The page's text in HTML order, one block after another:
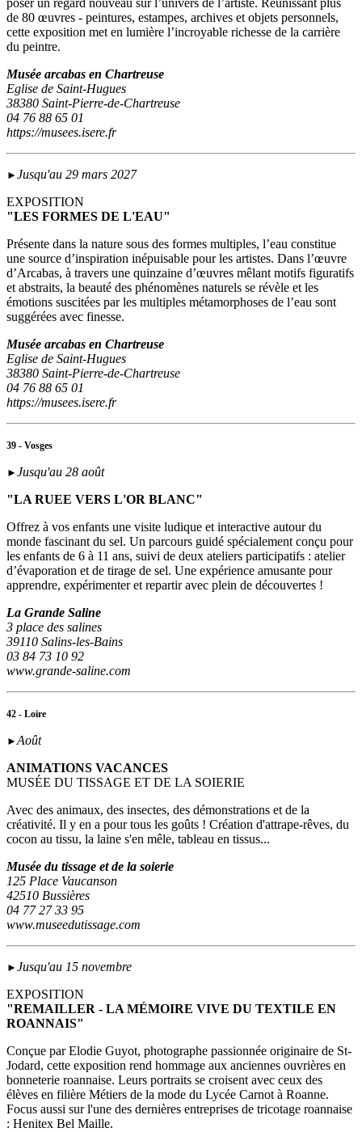
poser un regard nouveau sur l’univers de l’artiste. Réunissant plus
de 80 œuvres - peintures, estampes, archives et objets personnels,
cette exposition met en lumière l’incroyable richesse de la carrière
du peintre.
Musée arcabas en Chartreuse
Eglise de Saint-Hugues
38380 Saint-Pierre-de-Chartreuse
04 76 88 65 01
https://musees.isere.fr
► Jusqu'au 29 mars 2027
EXPOSITION
"LES FORMES DE L'EAU"
Présente dans la nature sous des formes multiples, l’eau constitue
une source d’inspiration inépuisable pour les artistes. Dans l’œuvre
d’Arcabas, à travers une quinzaine d’œuvres mêlant motifs figuratifs
et abstraits, la beauté des phénomènes naturels se révèle et les
émotions suscitées par les multiples métamorphoses de l’eau sont
suggérées avec finesse.
Musée arcabas en Chartreuse
Eglise de Saint-Hugues
38380 Saint-Pierre-de-Chartreuse
04 76 88 65 01
https://musees.isere.fr
39 - Vosges
► Jusqu'au 28 août
"LA RUEE VERS L'OR BLANC"
Offrez à vos enfants une visite ludique et interactive autour du
monde fascinant du sel. Un parcours guidé spécialement conçu pour
les enfants de 6 à 11 ans, suivi de deux ateliers participatifs : atelier
d’évaporation et de tirage de sel. Une expérience amusante pour
apprendre, expérimenter et repartir avec plein de découvertes !
La Grande Saline
3 place des salines
39110 Salins-les-Bains
03 84 73 10 92
www.grande-saline.com
42 - Loire
►Août
ANIMATIONS VACANCES
MUSÉE DU TISSAGE ET DE LA SOIERIE
Avec des animaux, des insectes, des démonstrations et de la
créativité. Il y en a pour tous les goûts ! Création d'attrape-rêves, du
cocon au tissu, la laine s'en mêle, tableau en tissus...
Musée du tissage et de la soierie
125 Place Vaucanson
42510 Bussières
04 77 27 33 95
www.museedutissage.com
► Jusqu'au 15 novembre
EXPOSITION
"REMAILLER - LA MÉMOIRE VIVE DU TEXTILE EN
ROANNAIS"
Conçue par Elodie Guyot, photographe passionnée originaire de St-
Jodard, cette exposition rend hommage aux anciennes ouvrières en
bonneterie roannaise. Leurs portraits se croisent avec ceux des
élèves en filière Métiers de la mode du Lycée Carnot à Roanne.
Focus aussi sur l'une des dernières entreprises de tricotage roannaise
: Henitex Bel Maille.